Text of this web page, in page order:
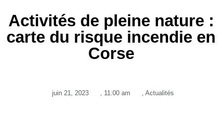
Activités de pleine nature :
carte du risque incendie en
Corse
juin 21, 2023 11:00 am Actualités